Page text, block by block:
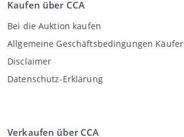
Kaufen über CCA
Bei die Auktion kaufen
Allgemeine Geschäftsbedingungen Käufer
Disclaimer
Datenschutz-Erklärung
Verkaufen über CCA